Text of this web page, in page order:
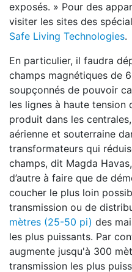
exposés. » Pour des
visiter les sites des
Safe Living Technologies.
En particulier, il faudra
champs magnétiques de
soupçonnés de pouvoir
les lignes à haute
produit dans les
aérienne et souterraine
transformateurs qui
champs, dit Magda
d’autre à faire que de
coucher le plus loin
transmission ou de
mètres (25-50 pi) des
les plus puissants. Par
augmente jusqu'à 300
transmission les plus